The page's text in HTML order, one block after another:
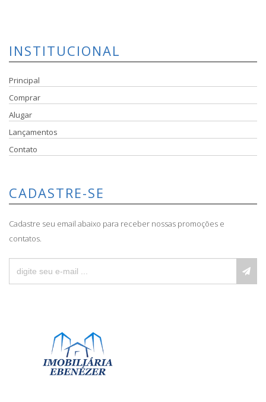
INSTITUCIONAL
Principal
Comprar
Alugar
Lançamentos
Contato
CADASTRE-SE
Cadastre seu email abaixo para receber nossas promoções e
contatos.